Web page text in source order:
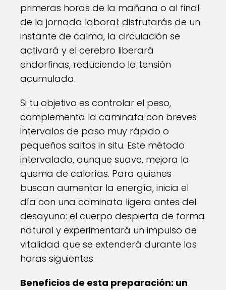
primeras horas de la mañana o al final
de la jornada laboral: disfrutarás de un
instante de calma, la circulación se
activará y el cerebro liberará
endorfinas, reduciendo la tensión
acumulada.
Si tu objetivo es controlar el peso,
complementa la caminata con breves
intervalos de paso muy rápido o
pequeños saltos in situ. Este método
intervalado, aunque suave, mejora la
quema de calorías. Para quienes
buscan aumentar la energía, inicia el
día con una caminata ligera antes del
desayuno: el cuerpo despierta de forma
natural y experimentará un impulso de
vitalidad que se extenderá durante las
horas siguientes.
Beneficios de esta preparación: un